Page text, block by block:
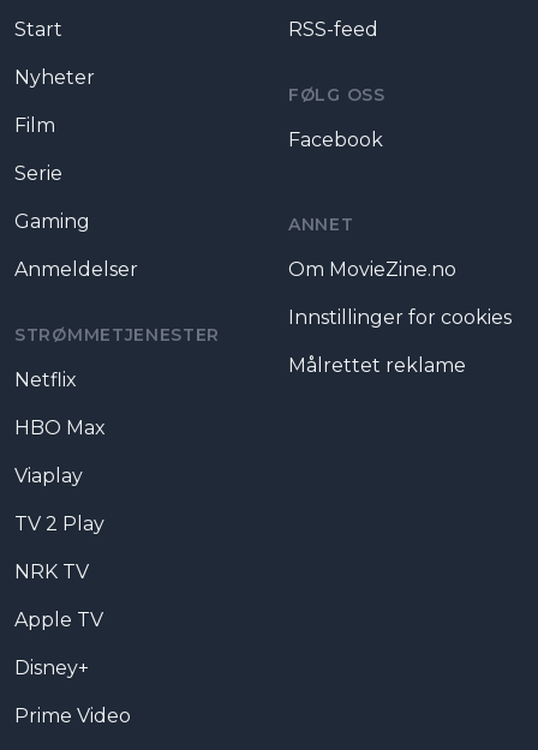
Start
Nyheter
Film
Serie
Gaming
Anmeldelser
STRØMMETJENESTER
Netflix
HBO Max
Viaplay
TV 2 Play
NRK TV
Apple TV
Disney+
Prime Video
RSS-feed
FØLG OSS
Facebook
ANNET
Om MovieZine.no
Innstillinger for cookies
Målrettet reklame